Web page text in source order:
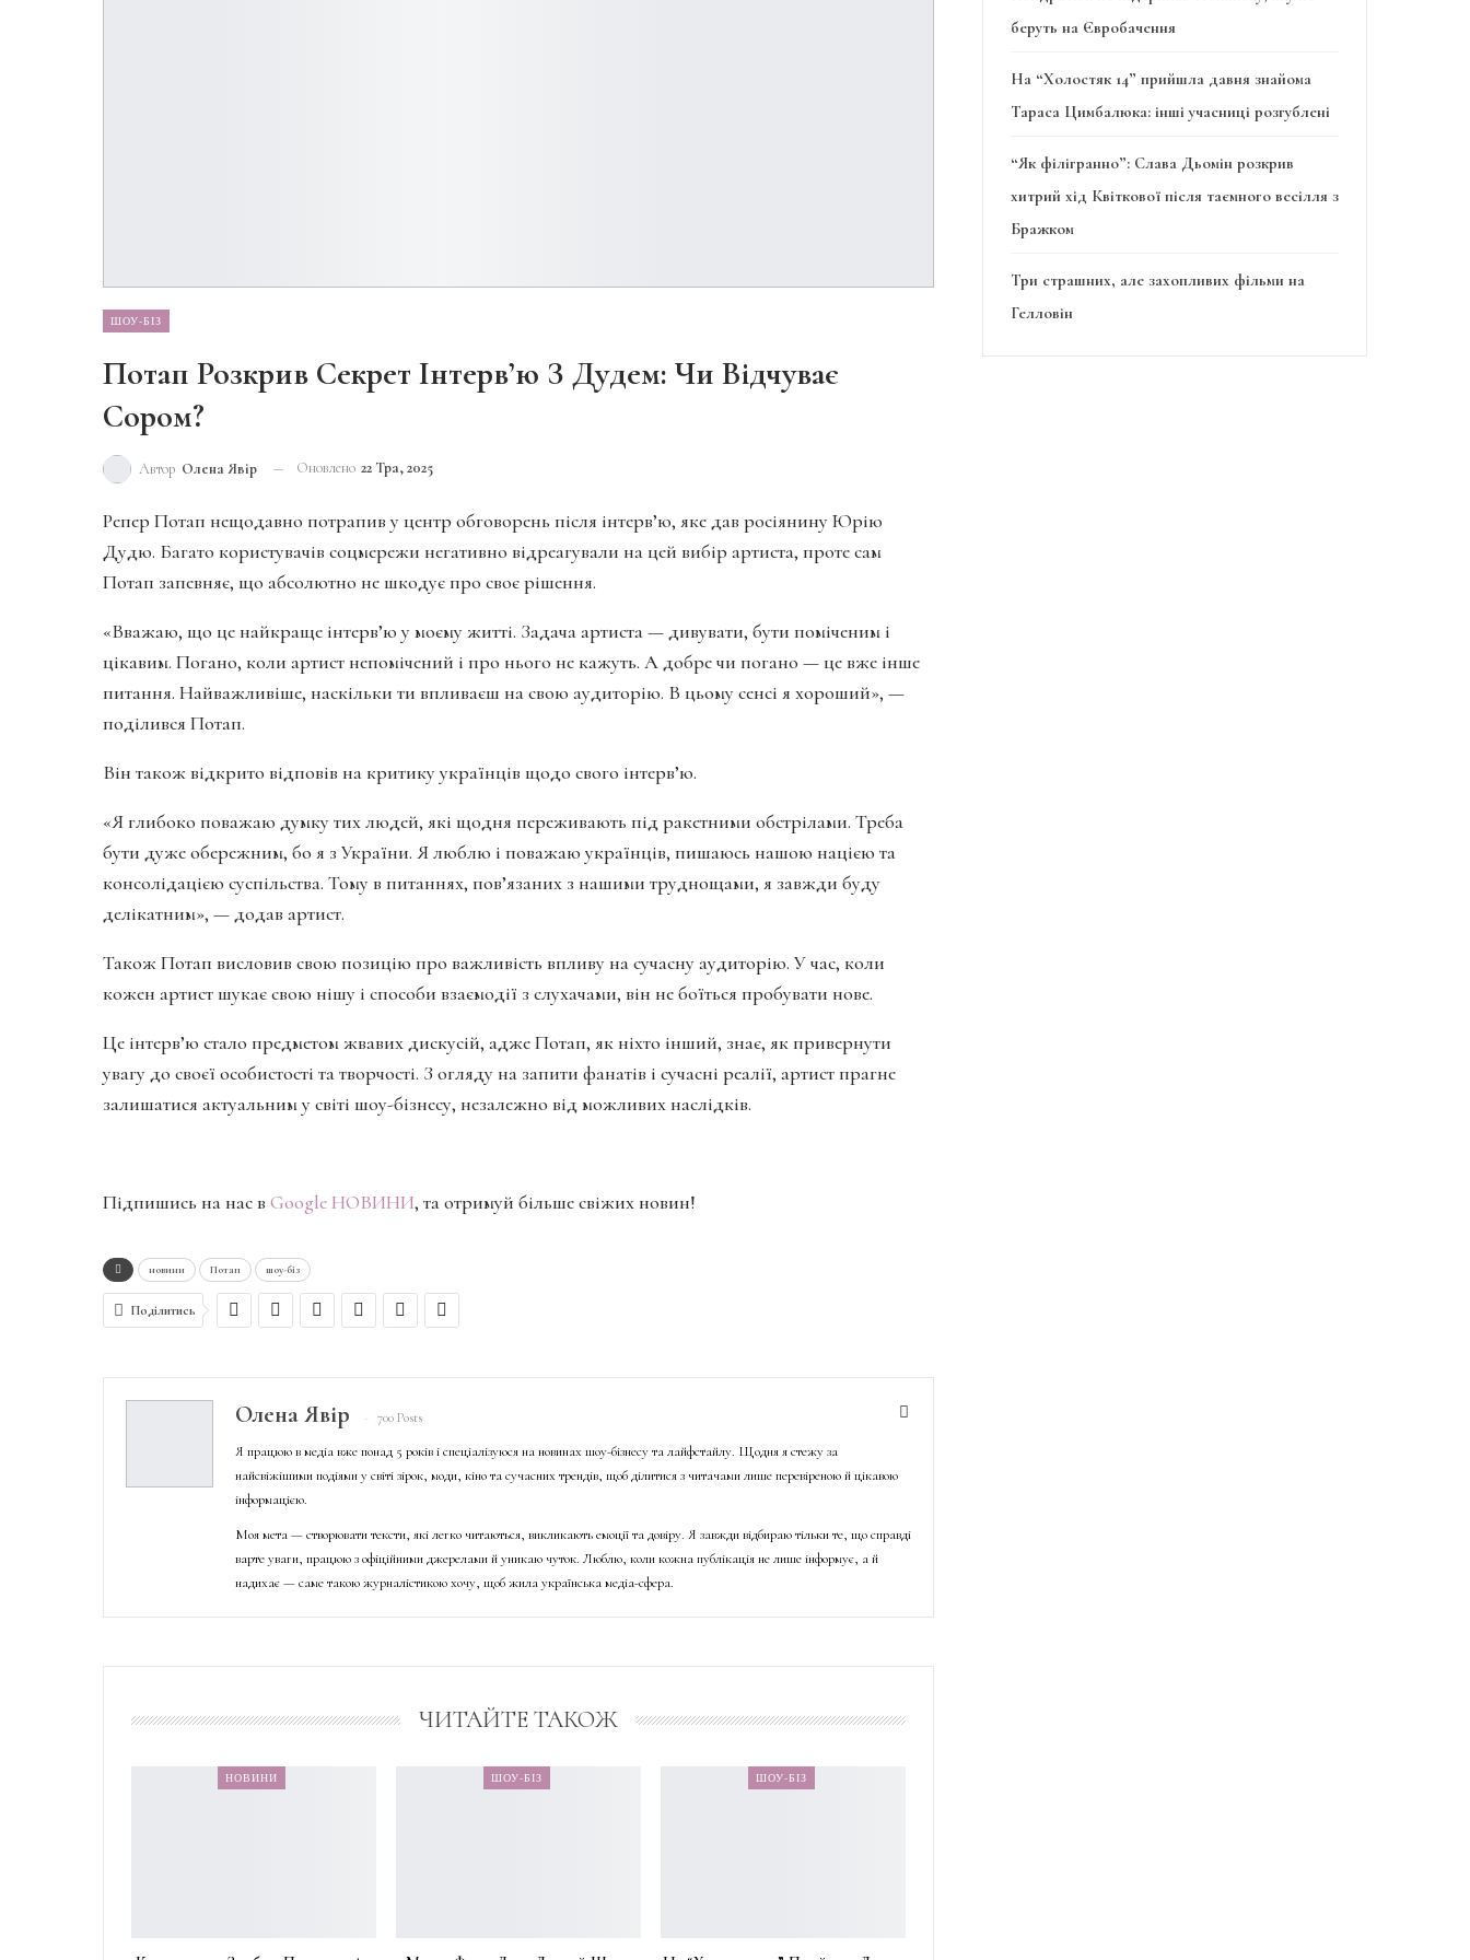
ШОУ-БІЗ
Потап Розкрив Секрет Інтерв’ю З Дудем: Чи Відчуває
Сором?
Автор Олена Явір Оновлено 22 Тра, 2025
Репер Потап нещодавно потрапив у центр обговорень після інтерв’ю, яке дав росіянину Юрію
Дудю. Багато користувачів соцмережи негативно відреагували на цей вибір артиста, проте сам
Потап запевняє, що абсолютно не шкодує про своє рішення.
«Вважаю, що це найкраще інтерв’ю у моєму житті. Задача артиста — дивувати, бути поміченим і
цікавим. Погано, коли артист непомічений і про нього не кажуть. А добре чи погано — це вже інше
питання. Найважливіше, наскільки ти впливаєш на свою аудиторію. В цьому сенсі я хороший», —
поділився Потап.
Він також відкрито відповів на критику українців щодо свого інтерв’ю.
«Я глибоко поважаю думку тих людей, які щодня переживають під ракетними обстрілами. Треба
бути дуже обережним, бо я з України. Я люблю і поважаю українців, пишаюсь нашою нацією та
консолідацією суспільства. Тому в питаннях, пов’язаних з нашими труднощами, я завжди буду
делікатним», — додав артист.
Також Потап висловив свою позицію про важливість впливу на сучасну аудиторію. У час, коли
кожен артист шукає свою нішу і способи взаємодії з слухачами, він не боїться пробувати нове.
Це інтерв’ю стало предметом жвавих дискусій, адже Потап, як ніхто інший, знає, як привернути
увагу до своєї особистості та творчості. З огляду на запити фанатів і сучасні реалії, артист прагне
залишатися актуальним у світі шоу-бізнесу, незалежно від можливих наслідків.
Підпишись на нас в Google НОВИНИ, та отримуй більше свіжих новин!
новини Потап шоу-біз
Поділитись
Олена Явір 700 Posts
Я працюю в медіа вже понад 5 років і спеціалізуюся на новинах шоу-бізнесу та лайфстайлу. Щодня я стежу за
найсвіжішими подіями у світі зірок, моди, кіно та сучасних трендів, щоб ділитися з читачами лише перевіреною й цікавою
інформацією.
Моя мета — створювати тексти, які легко читаються, викликають емоції та довіру. Я завжди відбираю тільки те, що справді
варте уваги, працюю з офіційними джерелами й уникаю чуток. Люблю, коли кожна публікація не лише інформує, а й
надихає — саме такою журналістикою хочу, щоб жила українська медіа-сфера.
ЧИТАЙТЕ ТАКОЖ
НОВИНИ ШОУ-БІЗ ШОУ-БІЗ
беруть на Євробачення
На “Холостяк 14” прийшла давня знайома
Тараса Цимбалюка: інші учасниці розгублені
“Як філігранно”: Слава Дьомін розкрив
хитрий хід Квіткової після таємного весілля з
Бражком
Три страшних, але захопливих фільми на
Гелловін